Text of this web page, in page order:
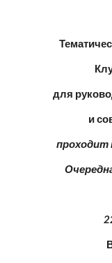
для
и
проходит